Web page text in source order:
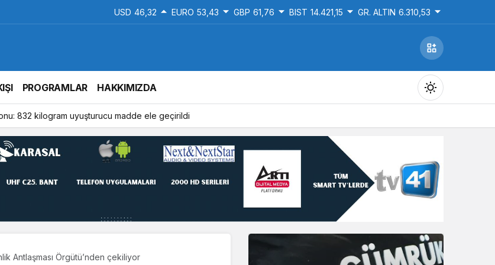
USD 46,32 EURO 53,43 GBP 61,76 BIST 14.421,15 GR. ALTIN 6.310,53
PROGRAMLAR HAKKIMIZDA
Gündüz Modu
Gündüz modunu seçin.
Gece modunu seçin.
832 kilogram uyuşturucu madde ele geçirildi
Antlaşması Örgütü’nden çekiliyor